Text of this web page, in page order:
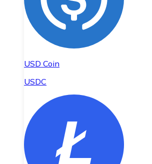
USD Coin
USDC